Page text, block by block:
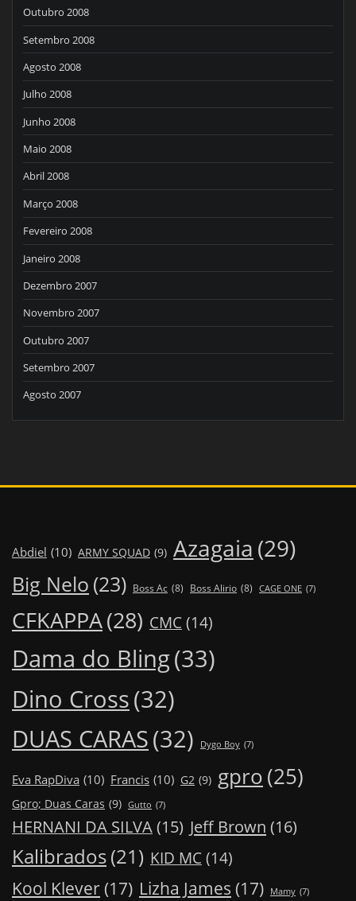
Outubro 2008
Setembro 2008
Agosto 2008
Julho 2008
Junho 2008
Maio 2008
Abril 2008
Março 2008
Fevereiro 2008
Janeiro 2008
Dezembro 2007
Novembro 2007
Outubro 2007
Setembro 2007
Agosto 2007
Abdiel (10) ARMY SQUAD (9) Azagaia (29)
Big Nelo (23) Boss Ac (8) Boss Alirio (8) CAGE ONE (7)
CFKAPPA(28) CMC (14)
Dama do Bling(33)
Dino Cross(32)
DUAS CARAS(32) Dygo Boy (7)
Eva RapDiva (10) Francis (10) G2 (9) gpro(25)
Gpro; Duas Caras (9) Gutto (7)
HERNANI DA SILVA(15) Jeff Brown (16)
Kalibrados(21) KID MC (14)
Kool Klever (17) Lizha James (17) Mamy (7)